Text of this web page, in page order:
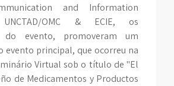
and Information
OMC & ECIE, os
do evento, promoveram um
evento principal, que ocorreu na
Virtual sob o título de "El
de Medicamentos y Productos